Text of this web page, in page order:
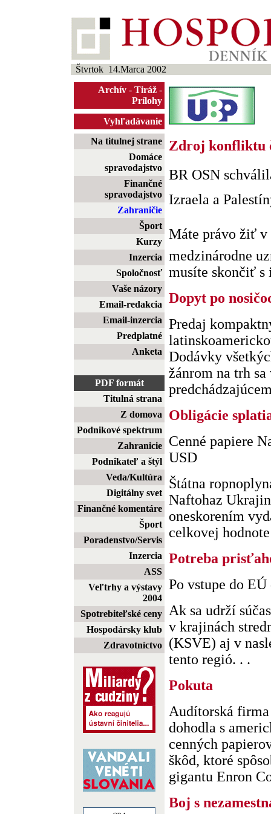
Štvrtok 14.Marca 2002
Archív - Tiráž -
Prílohy
Vyhľadávanie
Na titulnej strane
Domáce
spravodajstvo
Finančné
spravodajstvo
Zahraničie
Šport
Kurzy
Inzercia
Spoločnosť
Vaše názory
Email-redakcia
Email-inzercia
Predplatné
Anketa
PDF formát
Titulná strana
Z domova
Podnikové spektrum
Zahranicie
Podnikateľ a štýl
Veda/Kultúra
Digitálny svet
Finančné komentáre
Šport
Poradenstvo/Servis
Inzercia
ASS
Veľtrhy a výstavy
2004
Spotrebiteľské ceny
Hospodársky klub
Zdravotníctvo
Zdroj konfliktu
BR OSN
Izraela a
Máte právo žiť
medzinárodne
musíte skončiť s
Dopyt po
Predaj
Dodávky
žánrom na trh
Obligácie
Cenné papiere
USD
Štátna
Naftohaz
oneskorením
celkovej
Potreba
Po vstupe do
Ak sa udrží
v krajinách
(KSVE) aj v
tento regió. . .
Pokuta
Audítorská
dohodla s
cenných
škôd, ktoré
gigantu Enron
Boj s